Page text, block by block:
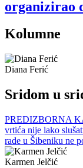
organizirao
Kolumne
Diana Ferić
Sridom u
PREDIZBORNA
vrtića nije lako
rade u Šibeniku ne
Karmen Jelčić